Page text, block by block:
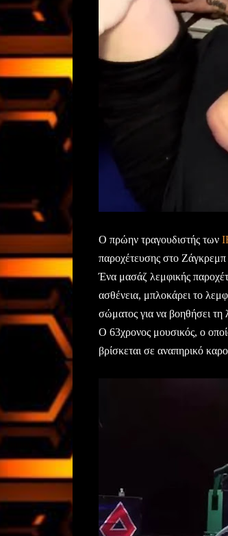
Ο πρώην τραγουδιστής των
παροχέτευσης στο Ζάγκρεμπ
Ένα μασάζ λεμφικής
ασθένεια, μπλοκάρει το
σώματος για να βοηθήσει τη
Ο 63χρονος μουσικός, ο
βρίσκεται σε αναπηρικό